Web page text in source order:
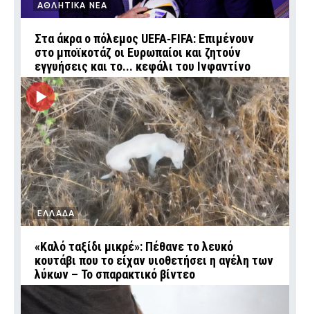
ΑΘΛΗΤΙΚΑ ΝΕΑ
Στα άκρα ο πόλεμος UEFA‑FIFA: Επιμένουν
στο μποϊκοτάζ οι Ευρωπαίοι και ζητούν
εγγυήσεις και το... κεφάλι του Ινφαντίνο
ΕΛΛΑΔΑ
«Καλό ταξίδι μικρέ»: Πέθανε το λευκό
κουτάβι που το είχαν υιοθετήσει η αγέλη των
λύκων – Το σπαρακτικό βίντεο